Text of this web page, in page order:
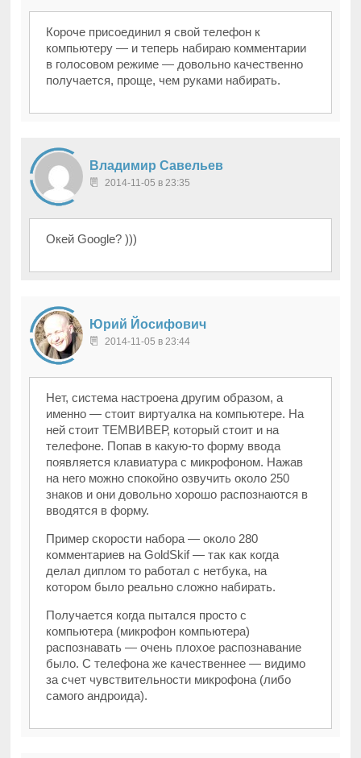
Короче присоединил я свой телефон к
компьютеру — и теперь набираю комментарии
в голосовом режиме — довольно качественно
получается, проще, чем руками набирать.
Владимир Савельев
2014-11-05 в 23:35
Окей Google? )))
Юрий Йосифович
2014-11-05 в 23:44
Нет, система настроена другим образом, а
именно — стоит виртуалка на компьютере. На
ней стоит ТЕМВИВЕР, который стоит и на
телефоне. Попав в какую-то форму ввода
появляется клавиатура с микрофоном. Нажав
на него можно спокойно озвучить около 250
знаков и они довольно хорошо распознаются в
вводятся в форму.
Пример скорости набора — около 280
комментариев на GoldSkif — так как когда
делал диплом то работал с нетбука, на
котором было реально сложно набирать.
Получается когда пытался просто с
компьютера (микрофон компьютера)
распознавать — очень плохое распознавание
было. С телефона же качественнее — видимо
за счет чувствительности микрофона (либо
самого андроида).